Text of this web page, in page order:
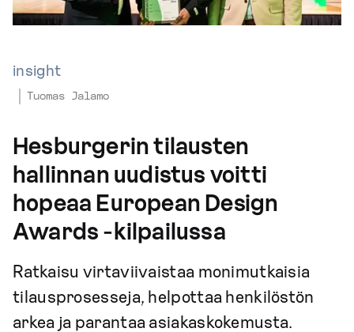
insight
Tuomas Jalamo
Hesburgerin tilausten
hallinnan uudistus voitti
hopeaa European Design
Awards -kilpailussa
Ratkaisu virtaviivaistaa monimutkaisia
tilausprosesseja, helpottaa henkilöstön
arkea ja parantaa asiakaskokemusta.